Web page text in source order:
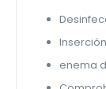
enema